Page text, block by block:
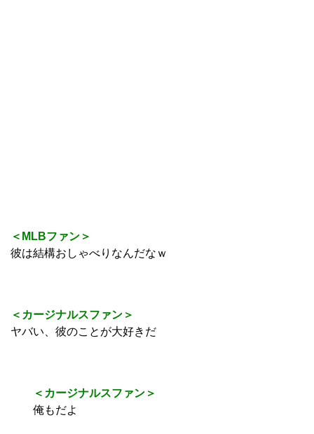
＜MLBファン＞
彼は結構おしゃべりなんだなｗ
＜カージナルスファン＞
ヤバい、彼のことが大好きだ
＜カージナルスファン＞
俺もだよ